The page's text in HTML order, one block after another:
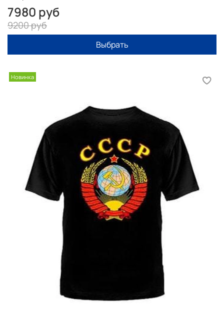
7980 руб
9200 руб
Выбрать
Новинка